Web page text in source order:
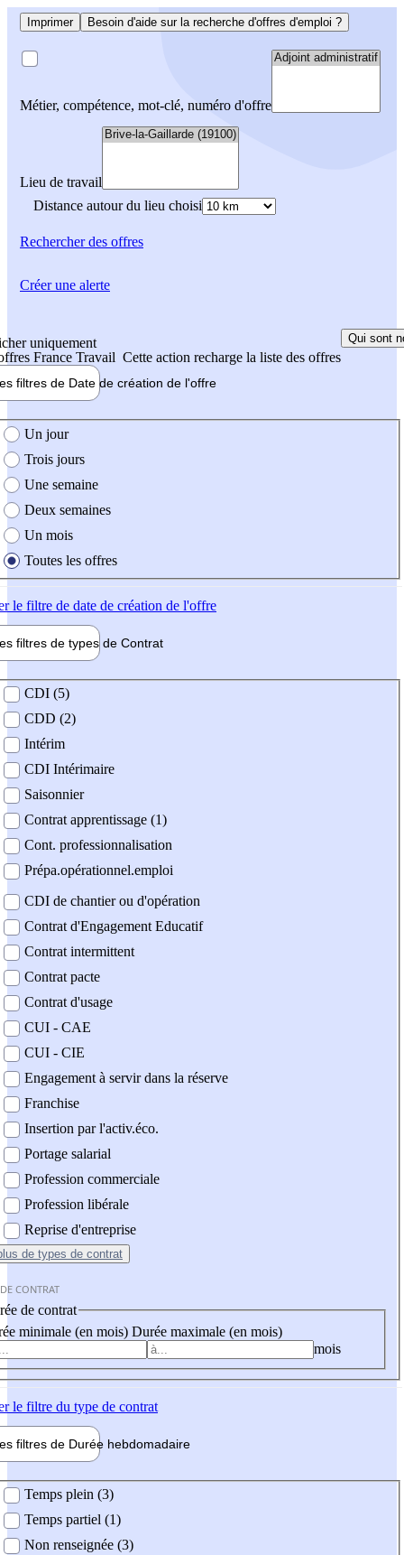
Imprimer Besoin d'aide sur la recherche d'offres d'emploi ?
Métier, compétence, mot-clé, numéro d'offre
Lieu de travail
Distance autour du lieu choisi
Rechercherdes offres
uniquement
France Travail Cette action recharge la liste des offres
Qui sont
filtres de Date de création de l'offre
création de l'offre
Un jour
Trois jours
Une semaine
Deux semaines
Un mois
Toutes les offres
le filtre de date de création de l'offre
filtres de types de Contrat
contrat
CDI (5)
CDD (2)
Intérim
CDI Intérimaire
Saisonnier
Contrat apprentissage (1)
Cont. professionnalisation
Prépa.opérationnel.emploi
CDI de chantier ou d'opération
Contrat d'Engagement Educatif
Contrat intermittent
Contrat pacte
Contrat d'usage
CUI - CAE
CUI - CIE
Engagement à servir dans la réserve
Franchise
Insertion par l'activ.éco.
Portage salarial
Profession commerciale
Profession libérale
Reprise d'entreprise
de types de contrat
CONTRAT
de contrat
minimale (en mois) Durée maximale (en mois)
mois
le filtre du type de contrat
filtres de Durée hebdomadaire
Temps plein (3)
Temps partiel (1)
Non renseignée (3)
Créer une alerte